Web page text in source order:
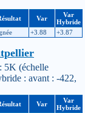
Var
Var
Hybride
+3.88 +3.87
5K (échelle
: avant : -422,
Var
Var
Hybride